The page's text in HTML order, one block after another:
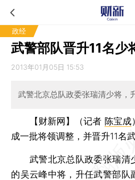
政经
武警部队晋升11名少
2013年01月05日 15:53
武警北京总队政委张瑞清少将，
【财新网】（记者 陈宝成）
成一批将领调整，并晋升11名
武警北京总队政委张瑞清
的吴云峰中将，升任武警部队